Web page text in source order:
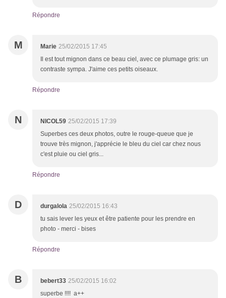
Répondre
M Marie 25/02/2015 17:45
Il est tout mignon dans ce beau ciel, avec ce plumage gris: un
contraste sympa. J'aime ces petits oiseaux.
Répondre
N NICOL59 25/02/2015 17:39
Superbes ces deux photos, outre le rouge-queue que je
trouve très mignon, j'apprécie le bleu du ciel car chez nous
c'est pluie ou ciel gris...
Répondre
D durgalola 25/02/2015 16:43
tu sais lever les yeux et être patiente pour les prendre en
photo - merci - bises
Répondre
B bebert33 25/02/2015 16:02
superbe !!!! a++